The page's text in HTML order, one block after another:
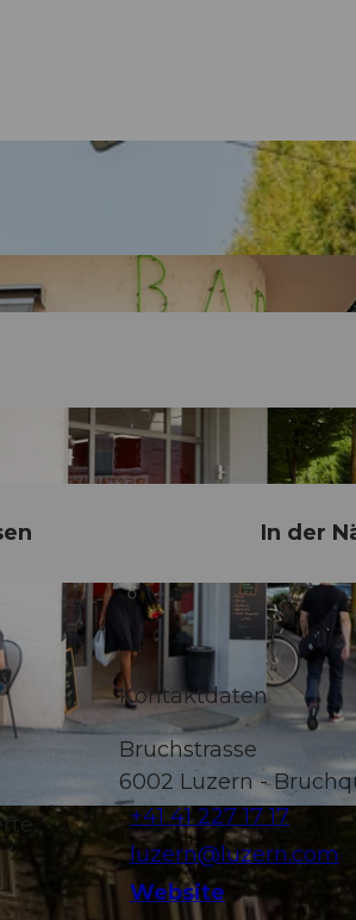
In der
Kontaktdaten
Bruchstrasse
6002 Luzern-
+41 41 227 17 17
luzern@luzern.com
Website